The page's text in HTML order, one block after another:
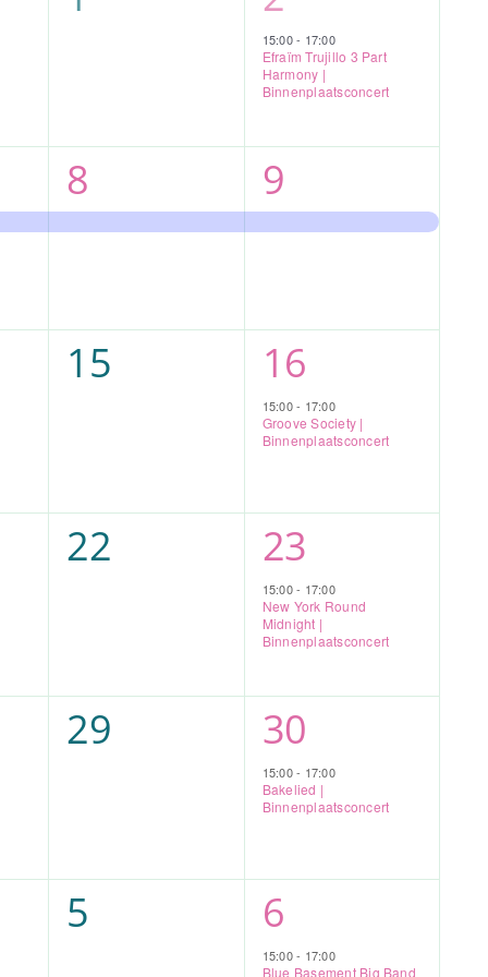
evenementen,evenement,
15:00- 17:00
Efraïm Trujillo 3 Part
Harmony |
Binnenplaatsconcert
1
evenement,
8
1
evenement,
9
0
evenementen,
15
1
evenement,
16
15:00- 17:00
Groove Society |
Binnenplaatsconcert
0
evenementen,
22
1
evenement,
23
15:00- 17:00
New York Round
Midnight |
Binnenplaatsconcert
0
evenementen,
29
1
evenement,
30
15:00- 17:00
Bakelied |
Binnenplaatsconcert
0
evenementen,
5
1
evenement,
6
15:00- 17:00
Blue Basement Big Band